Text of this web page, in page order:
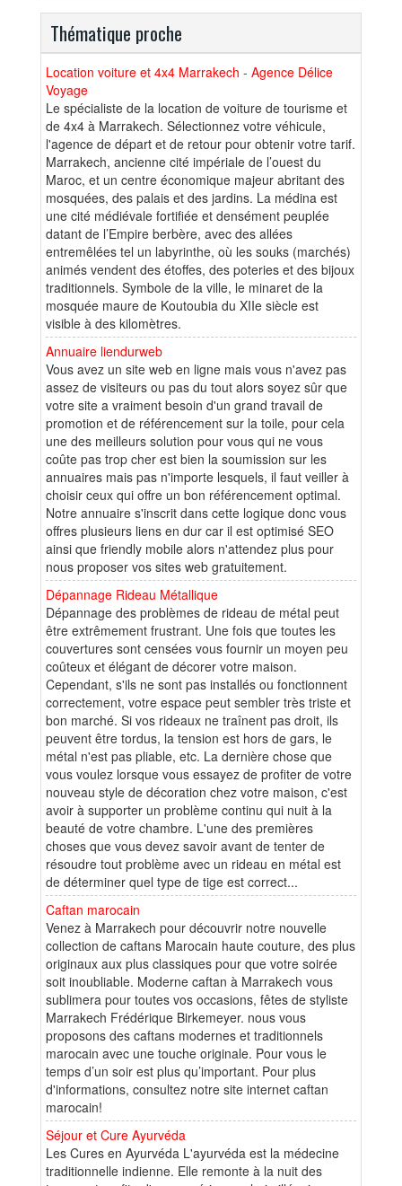
Thématique proche
Location voiture et 4x4 Marrakech - Agence Délice
Voyage
Le spécialiste de la location de voiture de tourisme et
de 4x4 à Marrakech. Sélectionnez votre véhicule,
l'agence de départ et de retour pour obtenir votre tarif.
Marrakech, ancienne cité impériale de l’ouest du
Maroc, et un centre économique majeur abritant des
mosquées, des palais et des jardins. La médina est
une cité médiévale fortifiée et densément peuplée
datant de l’Empire berbère, avec des allées
entremêlées tel un labyrinthe, où les souks (marchés)
animés vendent des étoffes, des poteries et des bijoux
traditionnels. Symbole de la ville, le minaret de la
mosquée maure de Koutoubia du XIIe siècle est
visible à des kilomètres.
Annuaire liendurweb
Vous avez un site web en ligne mais vous n'avez pas
assez de visiteurs ou pas du tout alors soyez sûr que
votre site a vraiment besoin d'un grand travail de
promotion et de référencement sur la toile, pour cela
une des meilleurs solution pour vous qui ne vous
coûte pas trop cher est bien la soumission sur les
annuaires mais pas n'importe lesquels, il faut veiller à
choisir ceux qui offre un bon référencement optimal.
Notre annuaire s'inscrit dans cette logique donc vous
offres plusieurs liens en dur car il est optimisé SEO
ainsi que friendly mobile alors n'attendez plus pour
nous proposer vos sites web gratuitement.
Dépannage Rideau Métallique
Dépannage des problèmes de rideau de métal peut
être extrêmement frustrant. Une fois que toutes les
couvertures sont censées vous fournir un moyen peu
coûteux et élégant de décorer votre maison.
Cependant, s'ils ne sont pas installés ou fonctionnent
correctement, votre espace peut sembler très triste et
bon marché. Si vos rideaux ne traînent pas droit, ils
peuvent être tordus, la tension est hors de gars, le
métal n'est pas pliable, etc. La dernière chose que
vous voulez lorsque vous essayez de profiter de votre
nouveau style de décoration chez votre maison, c'est
avoir à supporter un problème continu qui nuit à la
beauté de votre chambre. L'une des premières
choses que vous devez savoir avant de tenter de
résoudre tout problème avec un rideau en métal est
de déterminer quel type de tige est correct...
Caftan marocain
Venez à Marrakech pour découvrir notre nouvelle
collection de caftans Marocain haute couture, des plus
originaux aux plus classiques pour que votre soirée
soit inoubliable. Moderne caftan à Marrakech vous
sublimera pour toutes vos occasions, fêtes de styliste
Marrakech Frédérique Birkemeyer. nous vous
proposons des caftans modernes et traditionnels
marocain avec une touche originale. Pour vous le
temps d’un soir est plus qu’important. Pour plus
d'informations, consultez notre site internet caftan
marocain!
Séjour et Cure Ayurvéda
Les Cures en Ayurvéda L'ayurvéda est la médecine
traditionnelle indienne. Elle remonte à la nuit des